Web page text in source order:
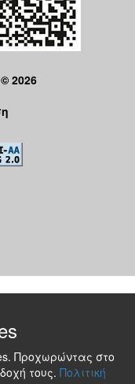
2026
Προχωρώντας στο
τους. Πολιτική